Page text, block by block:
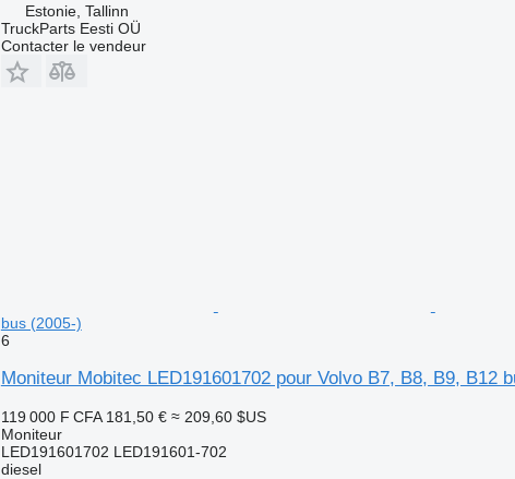
Estonie, Tallinn
TruckParts Eesti OÜ
Contacter le vendeur
bus (2005-)
6
Moniteur Mobitec LED191601702 pour Volvo B7, B8, B9, B12
119 000 F CFA 181,50 € ≈ 209,60 $US
Moniteur
LED191601702 LED191601-702
diesel